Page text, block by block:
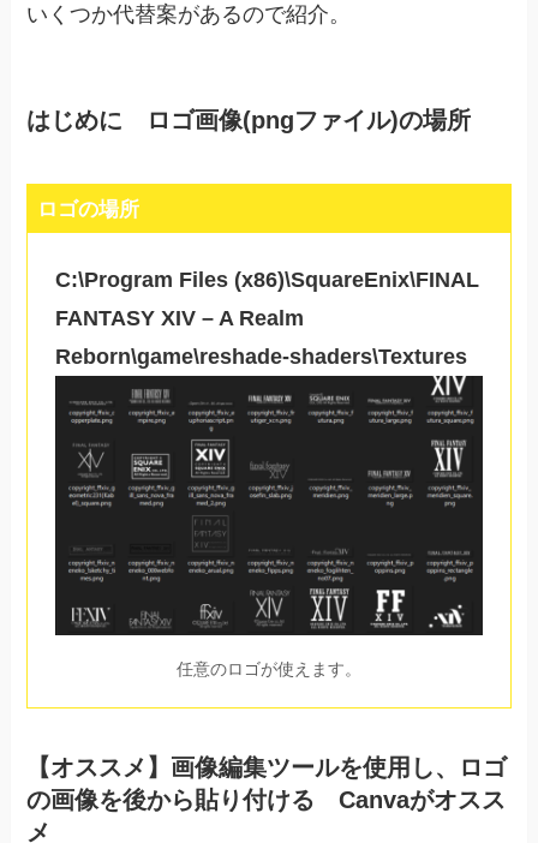
いくつか代替案があるので紹介。
はじめに ロゴ画像(pngファイル)の場所
ロゴの場所
C:\Program Files (x86)\SquareEnix\FINAL
FANTASY XIV – A Realm
Reborn\game\reshade-shaders\Textures
任意のロゴが使えます。
【オススメ】画像編集ツールを使用し、ロゴ
の画像を後から貼り付ける Canvaがオスス
メ